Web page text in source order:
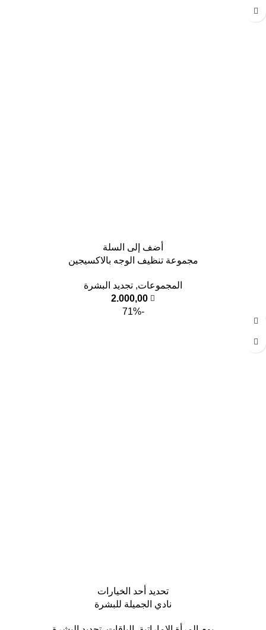
أضف إلى السلة
مجموعة تنظيف الوجه بالاكسيجين
المجموعات, تجديد البشرة
2.000,00
-71%
تحديد أحد الخيارات
نادي الجميلة للبشرة